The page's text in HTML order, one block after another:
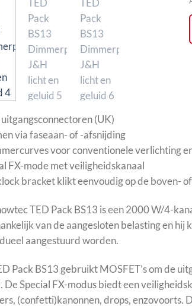
(UK)
via faseaan- of -afsnijding
voor conventionele verlichting
FX-mode met veiligheidskanaal
bracket klikt eenvoudig op de boven-
TED Pack BS13 is een 2000 W/4-
van de aangesloten belasting en hij
aangestuurd worden.
Pack BS13 gebruikt MOSFET’s om de
De Special FX-modus biedt een
(confetti)kanonnen, drops,